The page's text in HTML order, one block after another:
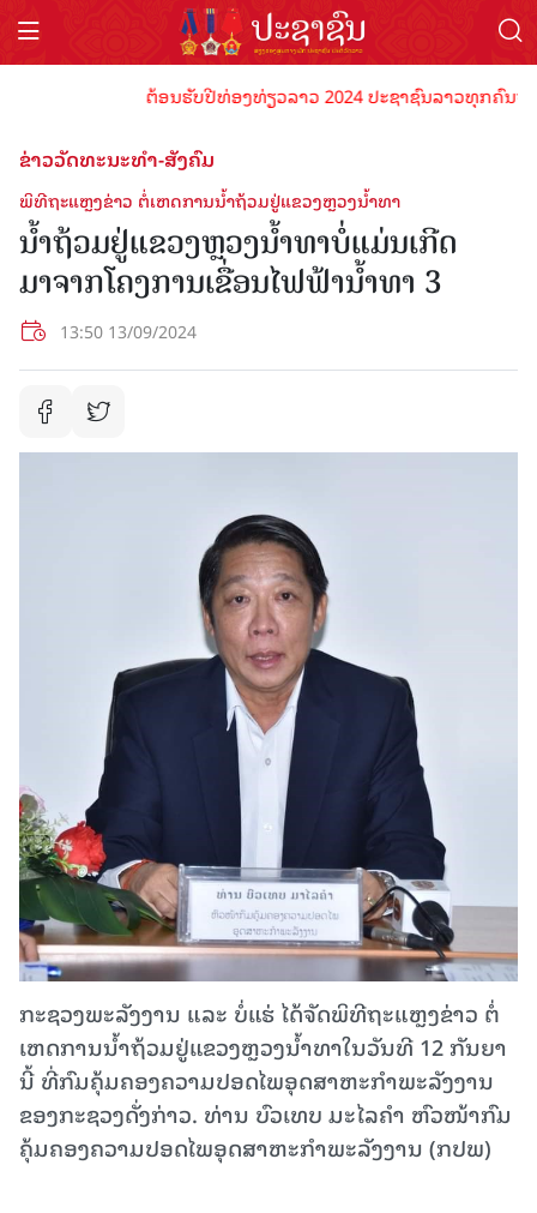
ຕ້ອນຮັບປີທ່ອງທ່ຽວລາວ 2024 ປະຊາຊົນລາວທຸກຄົນຈົ່
ຂ່າວວັດທະນະທຳ-ສັງຄົມ
ພິທີຖະແຫຼງຂ່າວ ຕໍ່ເຫດການນໍ້າຖ້ວມຢູ່ແຂວງຫຼວງນໍ້າທາ
ນໍ້າຖ້ວມຢູ່ແຂວງຫຼວງນໍ້າທາບໍ່ແມ່ນເກີດ
ມາຈາກໂຄງການເຂື່ອນໄຟຟ້ານໍ້າທາ 3
13:50 13/09/2024
ກະຊວງພະລັງງານ ແລະ ບໍ່ແຮ່ ໄດ້ຈັດພິທີຖະແຫຼງຂ່າວ ຕໍ່
ເຫດການນໍ້າຖ້ວມຢູ່ແຂວງຫຼວງນໍ້າທາໃນວັນທີ 12 ກັນຍາ
ນີ້ ທີ່ກົມຄຸ້ມຄອງຄວາມປອດໄພອຸດສາຫະກຳພະລັງງານ
ຂອງກະຊວງດັ່ງກ່າວ. ທ່ານ ບົວເທບ ມະໄລຄຳ ຫົວໜ້າກົມ
ຄຸ້ມຄອງຄວາມປອດໄພອຸດສາຫະກຳພະລັງງານ (ກປພ)